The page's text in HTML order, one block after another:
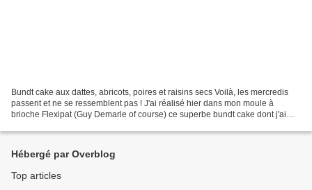
Bundt cake aux dattes, abricots, poires et raisins secs Voilà, les mercredis
passent et ne se ressemblent pas ! J'ai réalisé hier dans mon moule à
brioche Flexipat (Guy Demarle of course) ce superbe bundt cake dont j'ai
Hébergé par Overblog
Top articles